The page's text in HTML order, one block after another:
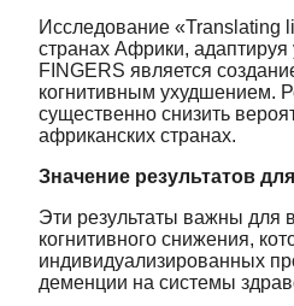
Исследование «Translating
странах Африки,
FINGERS является
когнитивным ухудшением.
существенно снизить
африканских странах.
Значение результатов
Эти результаты важны для
когнитивного снижения,
индивидуализированных
деменции на системы